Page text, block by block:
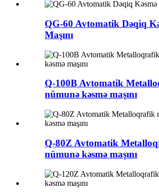
QG-60 Avtomatik Dəqiq
Maşını
Q-100B Avtomatik
nümunə kəsmə maşını
Q-80Z Avtomatik
nümunə kəsmə maşını